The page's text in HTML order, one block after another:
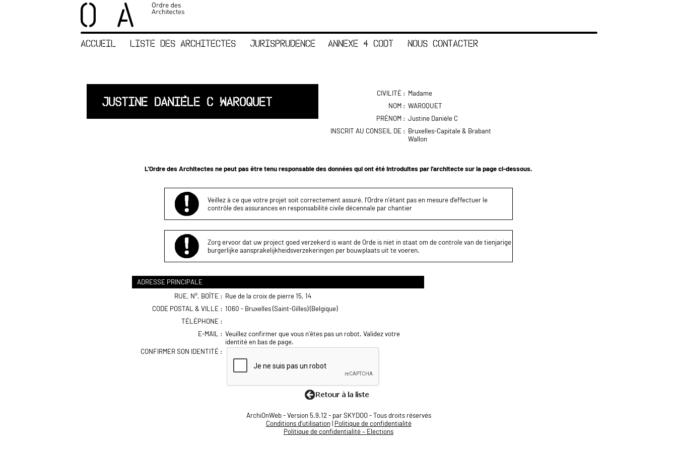
ACCUEIL LISTE DES ARCHITECTES JURISPRUDENCE ANNEXE 4 CODT NOUS CONTACTER
JUSTINE DANIÈLE C WAROQUET
CIVILITÉ : Madame
NOM : WAROQUET
PRÉNOM : Justine Danièle C
INSCRIT AU CONSEIL DE : Bruxelles-Capitale & Brabant
Wallon
L'Ordre des Architectes ne peut pas être tenu responsable des données qui ont été introduites par l'architecte sur la page ci-dessous.
Veillez à ce que votre projet soit correctement assuré, l’Ordre n’étant pas en mesure d’effectuer le
contrôle des assurances en responsabilité civile décennale par chantier
Zorg ervoor dat uw project goed verzekerd is want de Orde is niet in staat om de controle van de tienjarige
burgerlijke aansprakelijkheidsverzekeringen per bouwplaats uit te voeren.
ADRESSE PRINCIPALE
RUE, N°, BOÎTE : Rue de la croix de pierre 15, 14
CODE POSTAL & VILLE : 1060 - Bruxelles (Saint-Gilles) (Belgique)
TÉLÉPHONE :
E-MAIL : Veuillez confirmer que vous n'êtes pas un robot. Validez votre
identité en bas de page.
CONFIRMER SON IDENTITÉ :
ArchiOnWeb - Version 5.9.12 - par SKYDOO - Tous droits réservés
Conditions d'utilisation| Politique de confidentialité
Politique de confidentialité – Elections